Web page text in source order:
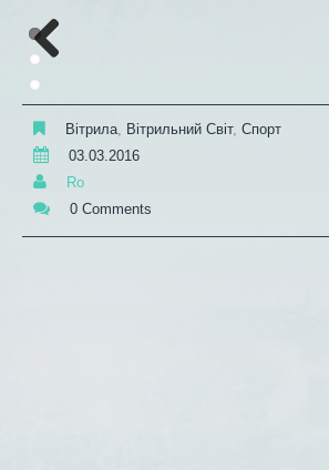
Вітрила, Вітрильний Світ, Спорт
03.03.2016
Ro
0 Comments